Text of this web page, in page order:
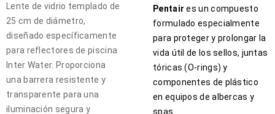
Lente de vidrio templado de
25 cm de diámetro,
diseñado específicamente
para reflectores de piscina
Inter Water. Proporciona
una barrera resistente y
transparente para una
iluminación segura y
Pentair es un compuesto
formulado especialmente
para proteger y prolongar la
vida útil de los sellos, juntas
tóricas (O-rings) y
componentes de plástico
en equipos de albercas y
spas.